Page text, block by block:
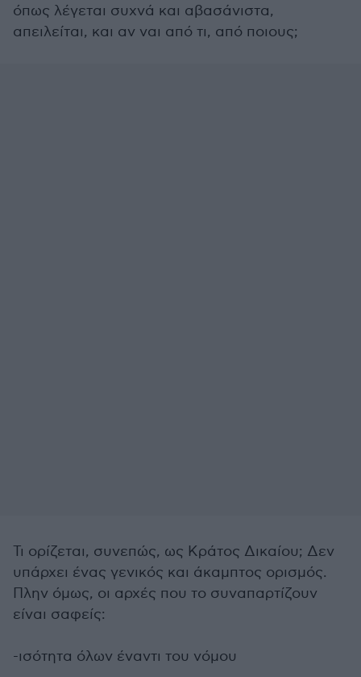
όπως λέγεται συχνά και αβασάνιστα,
απειλείται, και αν ναι από τι, από ποιους;
Τι ορίζεται, συνεπώς, ως Κράτος Δικαίου; Δεν
υπάρχει ένας γενικός και άκαμπτος ορισμός.
Πλην όμως, οι αρχές που το συναπαρτίζουν
είναι σαφείς:
-ισότητα όλων έναντι του νόμου